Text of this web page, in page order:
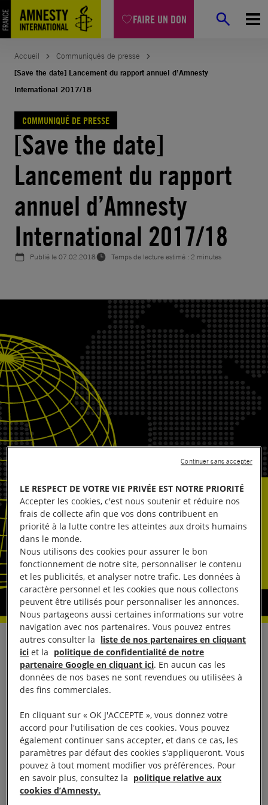
FAIRE UN DON
Aller
au
contenu
Accueil
Communiqués de presse
[Save the date] Lancement du rapport annuel d’Amnesty
International 2017/18
COMMUNIQUÉ DE PRESSE
[Save the date]
Lancement du rapport
annuel d’Amnesty
International 2017/18
Publié le07.02.2018 Temps de lecture estimé : 2 minutes
LANCEMENT DU RAPPORT ANNUEL D’AMNESTY
INTERNATIONAL 2017/18
Rapport sous embargo jusqu’au jeudi 22 février
2018 01h01, heure de Paris
Conférence de presse sous embargo
Mercredi 21 février 2018 à 9h30
LE RESPECT DE VOTRE VIE PRIVÉE EST NOTRE PRIORITÉ
Accepter les cookies, c'est nous soutenir et réduire nos
frais de collecte afin que vos dons contribuent en
priorité à la lutte contre les atteintes aux droits humains
dans le monde.
Nous utilisons des cookies pour assurer le bon
fonctionnement de notre site, personnaliser le contenu
et les publicités, et analyser notre trafic. Les données à
caractère personnel et les cookies que nous collectons
peuvent être utilisés pour personnaliser les annonces.
Nous partageons aussi certaines informations sur votre
navigation avec nos partenaires. Vous pouvez entres
autres consulter la liste de nos partenaires en cliquant
ici et la politique de confidentialité de notre
partenaire Google en cliquant ici. En aucun cas les
données de nos bases ne sont revendues ou utilisées à
des fins commerciales.
En cliquant sur « OK J'ACCEPTE », vous donnez votre
accord pour l'utilisation de ces cookies. Vous pouvez
également continuer sans accepter, et dans ce cas, les
paramètres par défaut des cookies s'appliqueront. Vous
pouvez à tout moment modifier vos préférences. Pour
en savoir plus, consultez la politique relative aux
cookies d’Amnesty.
Continuer sans accepter